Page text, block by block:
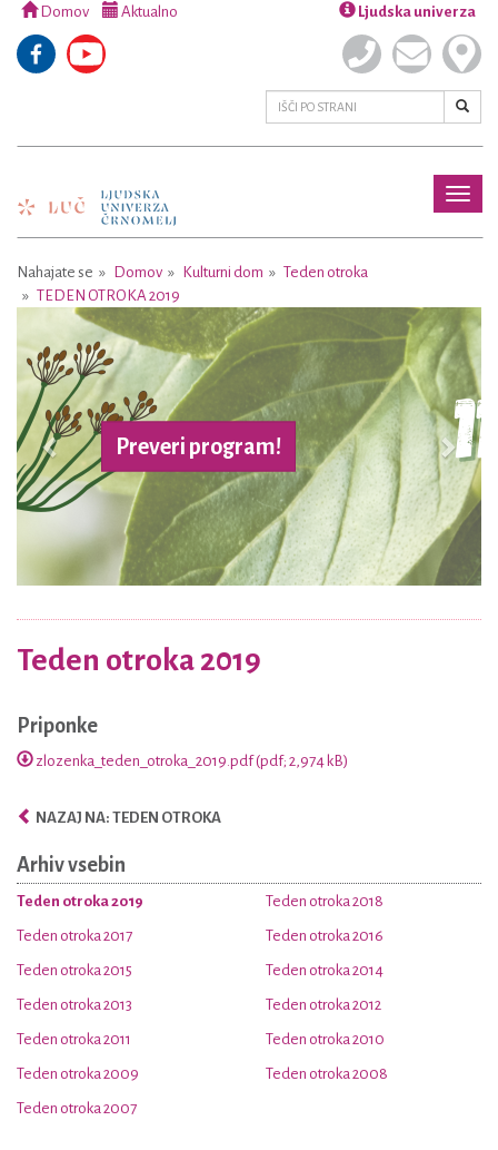
Domov Aktualno Ljudska univerza
Nahajate se Domov Kulturni dom
Teden otroka
TEDEN OTROKA 2019
Preveri program!
Previous Next
Teden otroka 2019
Priponke
zlozenka_teden_otroka_2019.pdf (pdf; 2,974 kB)
NAZAJ NA: TEDEN OTROKA
Arhiv vsebin
Teden otroka 2019 Teden otroka 2018
Teden otroka 2017 Teden otroka 2016
Teden otroka 2015 Teden otroka 2014
Teden otroka 2013 Teden otroka 2012
Teden otroka 2011 Teden otroka 2010
Teden otroka 2009 Teden otroka 2008
Teden otroka 2007